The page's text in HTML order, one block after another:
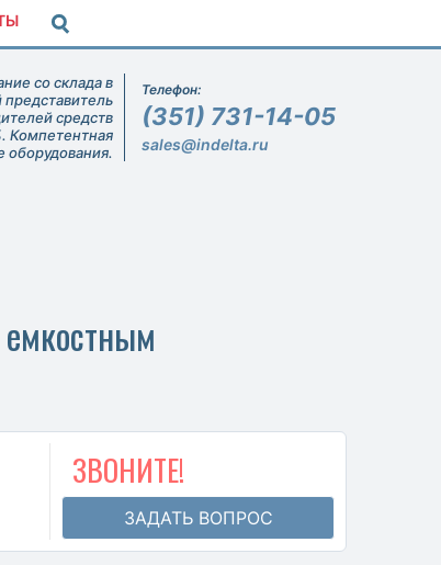
со склада в
средств
Компетентная
оборудования.
Телефон:
(351) 731-14-05
sales@indelta.ru
емкостным
ЗВОНИТЕ!
ЗАДАТЬ ВОПРОС